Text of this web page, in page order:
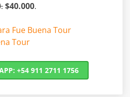
$40.000.
Fue Buena Tour
Tour
+54 911 2711 1756